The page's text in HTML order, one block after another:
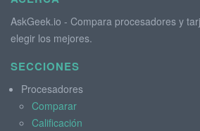
AskGeek.io - Compara procesadores y
elegir los mejores.
SECCIONES
Procesadores
Comparar
Calificación